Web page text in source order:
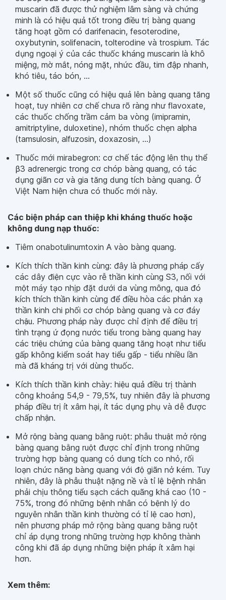
muscarin đã được thử nghiệm lâm sàng và chứng
minh là có hiệu quả tốt trong điều trị bàng quang
tăng hoạt gồm có darifenacin, fesoterodine,
oxybutynin, solifenacin, tolterodine và trospium. Tác
dụng ngoại ý của các thuốc kháng muscarin là khô
miệng, mờ mắt, nóng mặt, nhức đầu, tim đập nhanh,
khó tiêu, táo bón, ...
Một số thuốc cũng có hiệu quả lên bàng quang tăng
hoạt, tuy nhiên cơ chế chưa rõ ràng như flavoxate,
các thuốc chống trầm cảm ba vòng (imipramin,
amitriptyline, duloxetine), nhóm thuốc chẹn alpha
(tamsulosin, alfuzosin, doxazosin, ...)
Thuốc mới mirabegron: cơ chế tác động lên thụ thể
β3 adrenergic trong cơ chóp bàng quang, có tác
dụng giãn cơ và gia tăng dung tích bàng quang. Ở
Việt Nam hiện chưa có thuốc mới này.
Các biện pháp can thiệp khi kháng thuốc hoặc
không dung nạp thuốc:
Tiêm onabotulinumtoxin A vào bàng quang.
Kích thích thần kinh cùng: đây là phương pháp cấy
các dây điện cực vào rễ thần kinh cùng S3, nối với
một máy tạo nhịp đặt dưới da vùng mông, qua đó
kích thích thần kinh cùng để điều hòa các phản xạ
thần kinh chi phối cơ chóp bàng quang và cơ đáy
chậu. Phương pháp này được chỉ định để điều trị
tình trạng ứ đọng nước tiểu trong bàng quang hay
các triệu chứng của bàng quang tăng hoạt như tiểu
gấp không kiểm soát hay tiểu gấp - tiểu nhiều lần
mà đã kháng trị với dùng thuốc.
Kích thích thần kinh chày: hiệu quả điều trị thành
công khoảng 54,9 - 79,5%, tuy nhiên đây là phương
pháp điều trị ít xâm hại, ít tác dụng phụ và dễ được
chấp nhận.
Mở rộng bàng quang bằng ruột: phẫu thuật mở rộng
bàng quang bằng ruột được chỉ định trong những
trường hợp bàng quang có dung tích co nhỏ, rối
loạn chức năng bàng quang với độ giãn nở kém. Tuy
nhiên, đây là phẫu thuật nặng nề và tỉ lệ bệnh nhân
phải chịu thông tiểu sạch cách quãng khá cao (10 -
75%, trong đó những bệnh nhân có bệnh lý do
nguyên nhân thần kinh thường có tỉ lệ cao hơn),
nên phương pháp mở rộng bàng quang bằng ruột
chỉ áp dụng trong những trường hợp không thành
công khi đã áp dụng những biện pháp ít xâm hại
hơn.
Xem thêm: